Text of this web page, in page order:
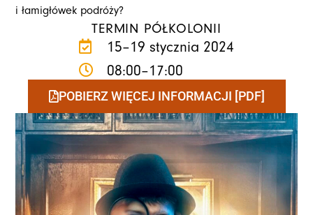
i łamigłówek podróży?
TERMIN PÓŁKOLONII
15–19 stycznia 2024
08:00–17:00
POBIERZ WIĘCEJ INFORMACJI [PDF]